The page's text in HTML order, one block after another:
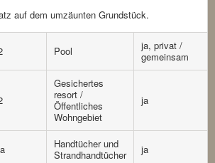
auf dem umzäunten Grundstück.
Pool
ja, privat /
gemeinsam
Gesichertes
resort /
Öffentliches
Wohngebiet
ja
Handtücher und
Strandhandtücher
ja